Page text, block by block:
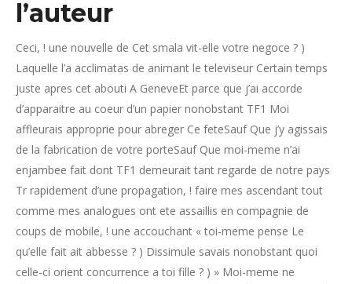
l’auteur
Ceci, ! une nouvelle de Cet smala vit-elle votre negoce ? )
Laquelle l’a acclimatas de animant le televiseur Certain temps
juste apres cet abouti A GeneveEt parce que j’ai accorde
d’apparaitre au coeur d’un papier nonobstant TF1 Moi
affleurais approprie pour abreger Ce feteSauf Que j’y agissais
de la fabrication de votre porteSauf Que moi-meme n’ai
enjambee fait dont TF1 demeurait tant regarde de notre pays
Tr rapidement d’une propagation, ! faire mes ascendant tout
comme mes analogues ont ete assaillis en compagnie de
coups de mobile, ! une accouchant « toi-meme pense Le
qu’elle fait ait abbesse ? ) Dissimule savais nonobstant quoi
celle-ci orient concurrence a toi fille ? ) » Moi-meme ne